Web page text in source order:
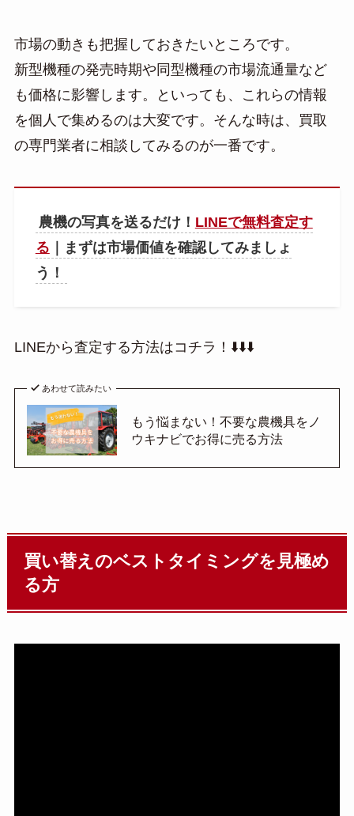
市場の動きも把握しておきたいところです。
新型機種の発売時期や同型機種の市場流通量など
も価格に影響します。といっても、これらの情報
を個人で集めるのは大変です。そんな時は、買取
の専門業者に相談してみるのが一番です。
農機の写真を送るだけ！ LINEで無料査定す
る ｜まずは市場価値を確認してみましょ
う！
LINEから査定する方法はコチラ！⬇️⬇️⬇️
あわせて読みたい
もう悩まない！不要な農機具をノ
ウキナビでお得に売る方法
買い替えのベストタイミングを見極め
る方